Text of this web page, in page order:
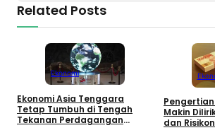
Related Posts
Ekonomi
Ekonomi Asia Tenggara
Tetap Tumbuh di Tengah
Tekanan Perdagangan
Makin
dan